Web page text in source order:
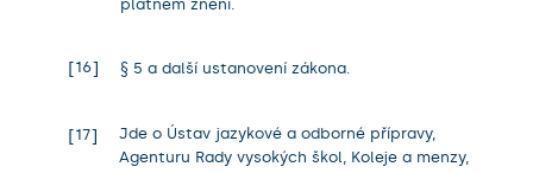
platném znění.
16 § 5 a další ustanovení zákona.
17
Jde o Ústav jazykové a odborné přípravy,
Agenturu Rady vysokých škol, Koleje a menzy,